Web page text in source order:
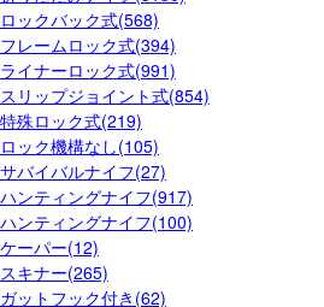
ロックバック式(568)
フレームロック式(394)
ライナーロック式(991)
スリップジョイント式(854)
特殊ロック式(219)
ロック機構なし(105)
サバイバルナイフ(27)
ハンティングナイフ(917)
ハンティングナイフ(100)
ケーパー(12)
スキナー(265)
ガットフック付き(62)